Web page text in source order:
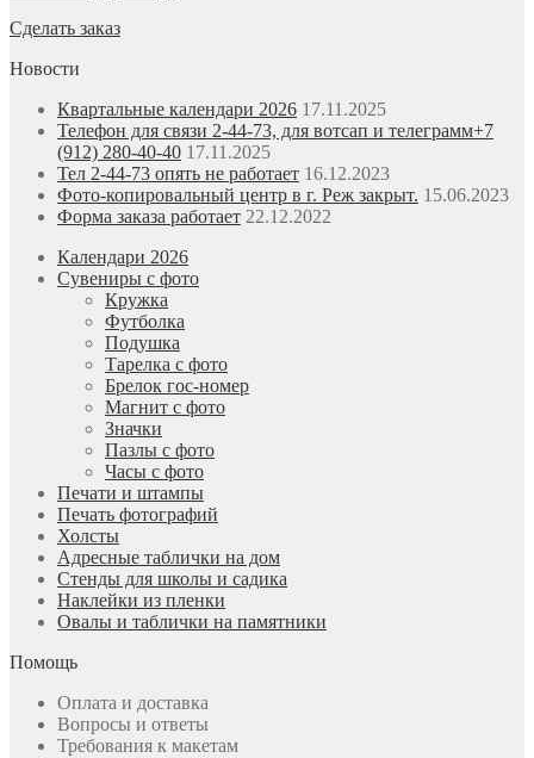
Сделать заказ
Новости
Квартальные календари 2026 17.11.2025
Телефон для связи 2-44-73, для вотсап и телеграмм+7
(912) 280-40-40 17.11.2025
Тел 2-44-73 опять не работает 16.12.2023
Фото-копировальный центр в г. Реж закрыт. 15.06.2023
Форма заказа работает 22.12.2022
Календари 2026
Сувениры с фото
Кружка
Футболка
Подушка
Тарелка с фото
Брелок гос-номер
Магнит с фото
Значки
Пазлы с фото
Часы с фото
Печати и штампы
Печать фотографий
Холсты
Адресные таблички на дом
Стенды для школы и садика
Наклейки из пленки
Овалы и таблички на памятники
Помощь
Оплата и доставка
Вопросы и ответы
Требования к макетам